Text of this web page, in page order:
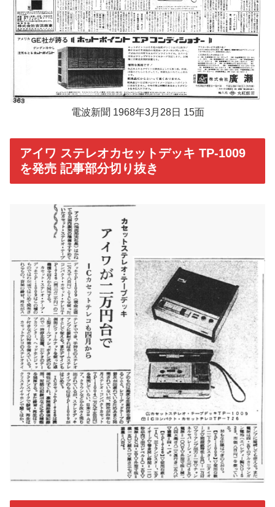
電波新聞 1968年3月28日 15面
アイワ ステレオカセットデッキ TP-1009
を発売 記事部分切り抜き